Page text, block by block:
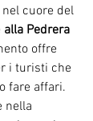
cuore del
alla Pedrera
offre
i turisti che
fare affari.
nella